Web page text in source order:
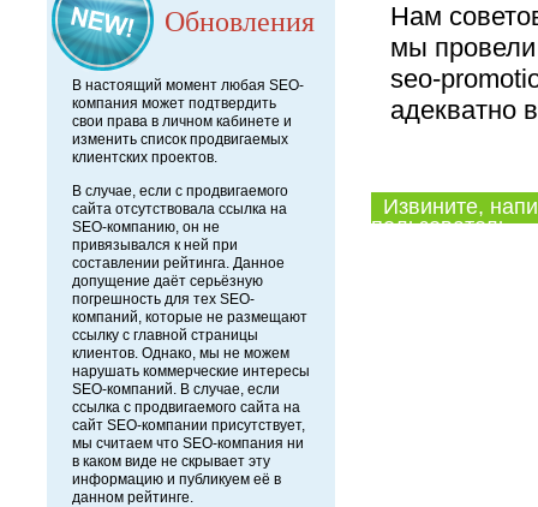
Обновления
В настоящий момент любая SEO-
компания может подтвердить
свои права в личном кабинете и
изменить список продвигаемых
клиентских проектов.
В случае, если с продвигаемого
сайта отсутствовала ссылка на
SEO-компанию, он не
привязывался к ней при
составлении рейтинга. Данное
допущение даёт серьёзную
погрешность для тех SEO-
компаний, которые не размещают
ссылку с главной страницы
клиентов. Однако, мы не можем
нарушать коммерческие интересы
SEO-компаний. В случае, если
ссылка с продвигаемого сайта на
сайт SEO-компании присутствует,
мы считаем что SEO-компания ни
в каком виде не скрывает эту
информацию и публикуем её в
данном рейтинге.
Нам
мы провели
seo-
адекватно
Извините,
пользователь.